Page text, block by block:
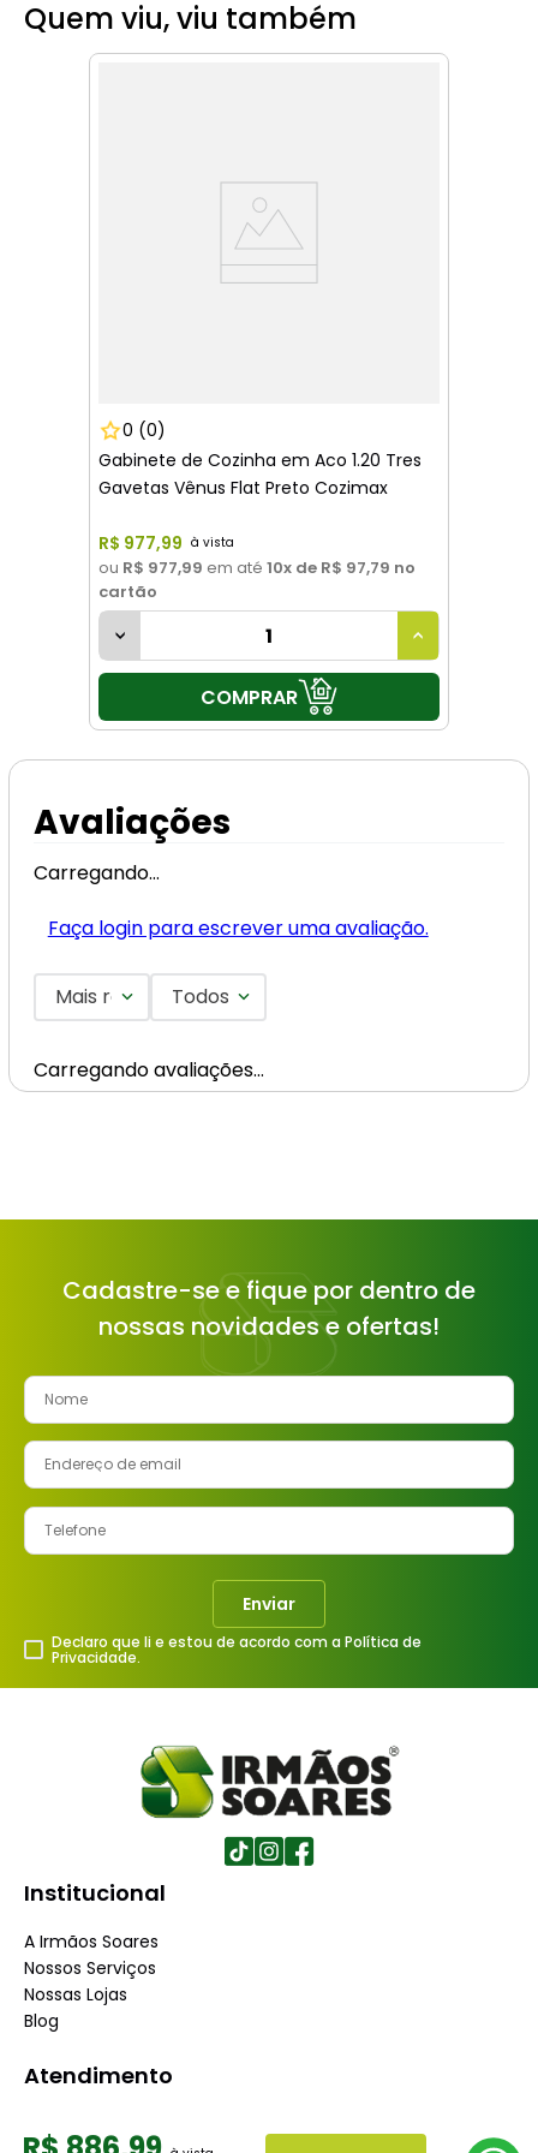
Quem viu, viu também
0 (0)
Gabinete de Cozinha em Aco 1.20 Tres
Gavetas Vênus Flat Preto Cozimax
R$ 977,99
ou R$ 977,99 em até 10x de R$ 97,79 no
cartão
COMPRAR
Avaliações
Carregando…
Faça login para escrever uma avaliação.
Mais recentesTodos
Carregando avaliações…
Cadastre-se e fique por dentro de
nossas novidades e ofertas!
Enviar
Declaro que li e estou de acordo com a Política de
Privacidade.
Institucional
A Irmãos Soares
Nossos Serviços
Nossas Lojas
Blog
Atendimento